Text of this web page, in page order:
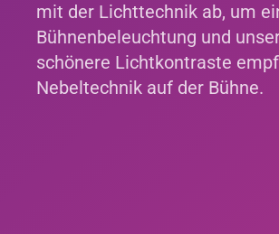
mit der Lichttechnik ab, um
Bühnenbeleuchtung und
schönere Lichtkontraste
Nebeltechnik auf der Bühne.